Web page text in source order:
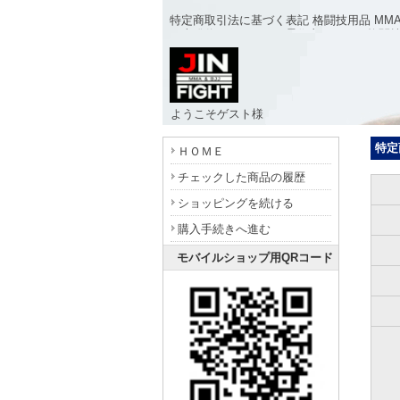
特定商取引法に基づく表記 格闘技用品
- www.jinfight.com -
ようこそゲスト様
特
ＨＯＭＥ
チェックした商品の履歴
ショッピングを続ける
購入手続きへ進む
モバイルショップ用QRコード